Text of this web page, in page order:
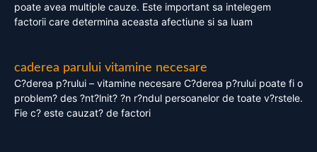
poate avea multiple cauze. Este important sa intelegem
factorii care determina aceasta afectiune si sa luam
caderea parului vitamine necesare
C?derea p?rului – vitamine necesare C?derea p?rului poate fi o
problem? des ?nt?lnit? ?n r?ndul persoanelor de toate v?rstele.
Fie c? este cauzat? de factori